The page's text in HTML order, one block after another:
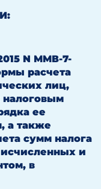
N ММВ-7-
расчета
лиц,
ее
а также
сумм налога
и
в